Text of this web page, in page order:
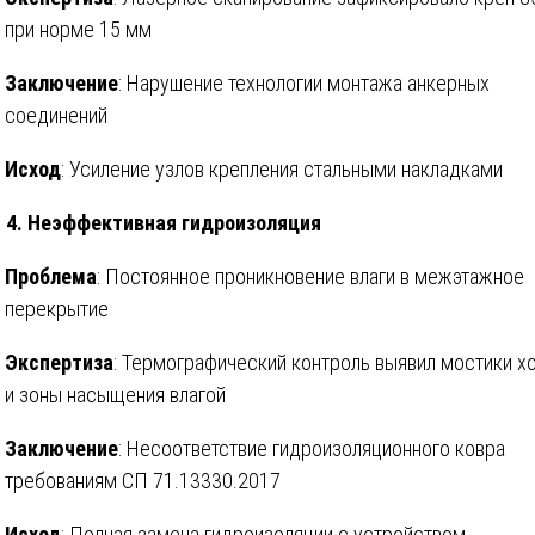
при норме 15 мм
Заключение: Нарушение технологии монтажа анкерных
соединений
Исход: Усиление узлов крепления стальными накладками
4. Неэффективная гидроизоляция
Проблема: Постоянное проникновение влаги в межэтажное
перекрытие
Экспертиза: Термографический контроль выявил мостики
и зоны насыщения влагой
Заключение: Несоответствие гидроизоляционного ковра
требованиям СП 71.13330.2017